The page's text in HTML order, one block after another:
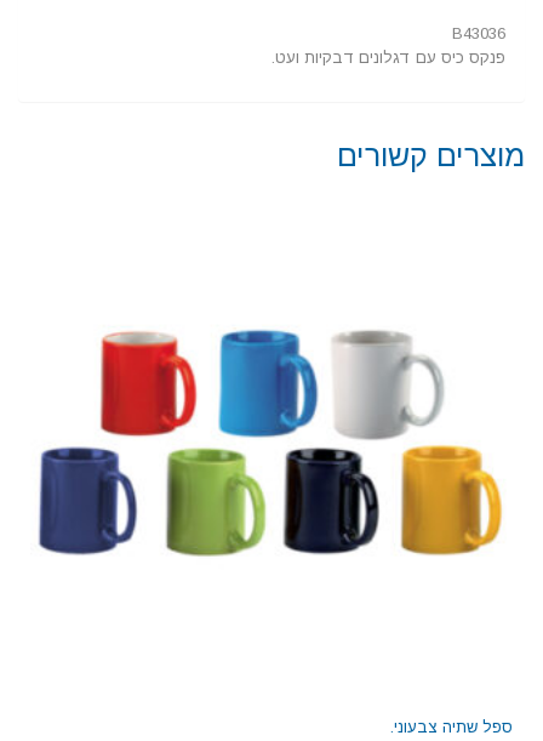
B43036
פנקס כיס עם דגלונים דבקיות ועט.
מוצרים קשורים
ספל שתיה צבעוני.